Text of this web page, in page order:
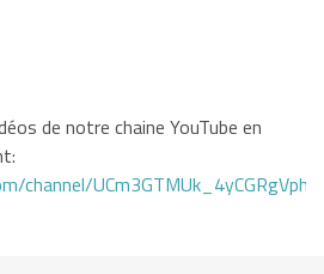
de notre chaine YouTube en
channel/